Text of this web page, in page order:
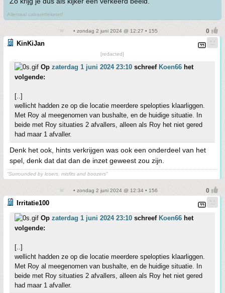
Allemaal cabaretteketet!
• zondag 2 juni 2024 @ 12:27 • 155
KinKiJan
[redacted]
Op zaterdag 1 juni 2024 23:10 schreef Koen66 het
volgende:
[..]
wellicht hadden ze op die locatie meerdere spelopties klaarliggen.
Met Roy al meegenomen van bushalte, en de huidige situatie. In
beide met Roy situaties 2 afvallers, alleen als Roy het niet gered
had maar 1 afvaller.
Denk het ook, hints verkrijgen was ook een onderdeel van het
spel, denk dat dat dan de inzet geweest zou zijn.
“Surrounded by losers, misfits and boozers”
• zondag 2 juni 2024 @ 12:34 • 156
Irritatie100
Op zaterdag 1 juni 2024 23:10 schreef Koen66 het
volgende:
[..]
wellicht hadden ze op die locatie meerdere spelopties klaarliggen.
Met Roy al meegenomen van bushalte, en de huidige situatie. In
beide met Roy situaties 2 afvallers, alleen als Roy het niet gered
had maar 1 afvaller.